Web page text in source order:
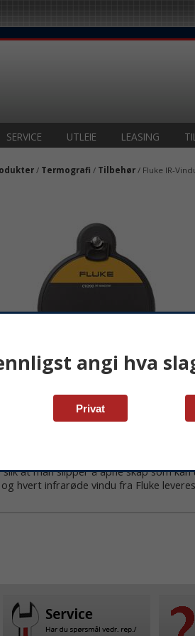
angi hva
Privat
SERVICE UTLEIE LEASING
/ Termografi / Tilbehør / Fluke IR-
består av en hel serie IR-vinduer i
slik at man slipper å åpne skap som
hvert infrarøde vindu fra Fluke